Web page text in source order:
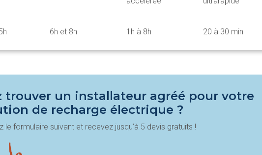
6h et 8h 1h à 8h 20 à 30 min
trouver un installateur agréé pour votre
de recharge électrique ?
le formulaire suivant et recevez jusqu’à 5 devis gratuits !